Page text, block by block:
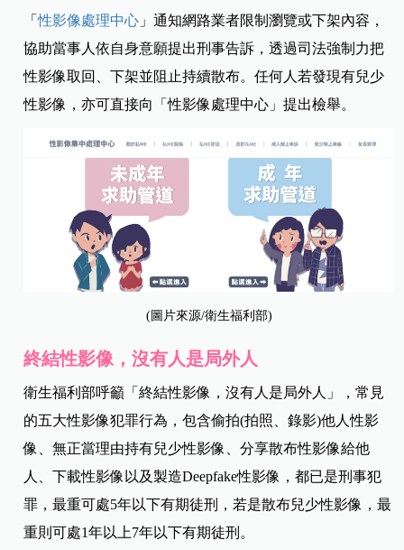
「性影像處理中心 」通知網路業者限制瀏覽或下架內容，
協助當事人依自身意願提出刑事告訴，透過司法強制力把
性影像取回、下架並阻止持續散布。任何人若發現有兒少
性影像，亦可直接向「性影像處理中心」提出檢舉。
(圖片來源/衛生福利部)
終結性影像，沒有人是局外人
衛生福利部呼籲「終結性影像，沒有人是局外人」，常見
的五大性影像犯罪行為，包含偷拍(拍照、錄影)他人性影
像、無正當理由持有兒少性影像、分享散布性影像給他
人、下載性影像以及製造Deepfake性影像，都已是刑事犯
罪，最重可處5年以下有期徒刑，若是散布兒少性影像，最
重則可處1年以上7年以下有期徒刑。